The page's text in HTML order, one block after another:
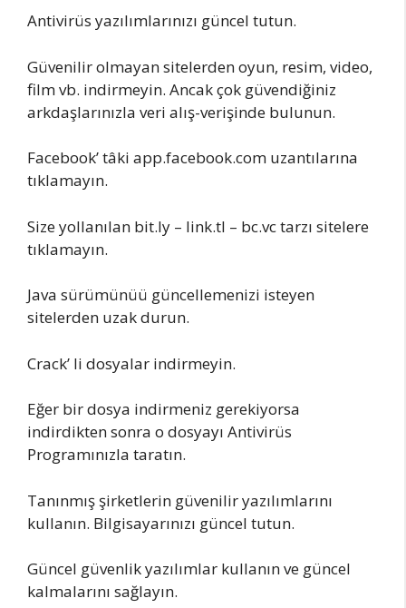
Antivirüs yazılımlarınızı güncel tutun.
Güvenilir olmayan sitelerden oyun, resim, video,
film vb. indirmeyin. Ancak çok güvendiğiniz
arkdaşlarınızla veri alış-verişinde bulunun.
Facebook’ tâki app.facebook.com uzantılarına
tıklamayın.
Size yollanılan bit.ly – link.tl – bc.vc tarzı sitelere
tıklamayın.
Java sürümünüü güncellemenizi isteyen
sitelerden uzak durun.
Crack’ li dosyalar indirmeyin.
Eğer bir dosya indirmeniz gerekiyorsa
indirdikten sonra o dosyayı Antivirüs
Programınızla taratın.
Tanınmış şirketlerin güvenilir yazılımlarını
kullanın. Bilgisayarınızı güncel tutun.
Güncel güvenlik yazılımlar kullanın ve güncel
kalmalarını sağlayın.